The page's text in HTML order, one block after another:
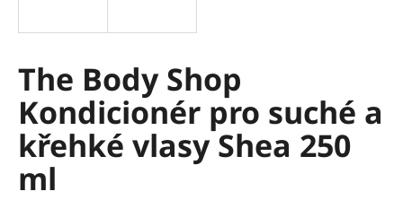
The Body Shop
Kondicionér pro suché a
křehké vlasy Shea 250
ml
í
t
?